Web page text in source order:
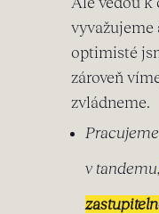
vyvažujeme
optimisté
zároveň
zvládneme.
v tandemu,